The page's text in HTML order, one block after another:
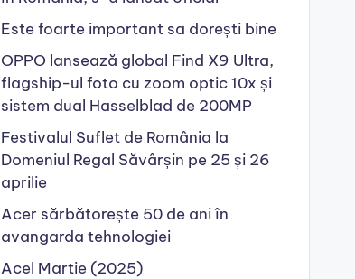
Este foarte important sa dorești bine
OPPO lansează global Find X9 Ultra,
flagship-ul foto cu zoom optic 10x și
sistem dual Hasselblad de 200MP
Festivalul Suflet de România la
Domeniul Regal Săvârșin pe 25 și 26
aprilie
Acer sărbătorește 50 de ani în
avangarda tehnologiei
Acel Martie (2025)